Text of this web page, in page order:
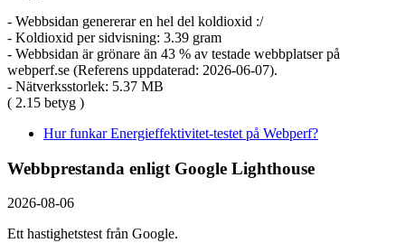
- Webbsidan genererar en hel del koldioxid :/
- Koldioxid per sidvisning: 3.39 gram
- Webbsidan är grönare än 43 % av testade webbplatser på
webperf.se (Referens uppdaterad: 2026-06-07).
- Nätverksstorlek: 5.37 MB
( 2.15 betyg )
Hur funkar Energieffektivitet-testet på Webperf?
Webbprestanda enligt Google Lighthouse
2026-08-06
Ett hastighetstest från Google.